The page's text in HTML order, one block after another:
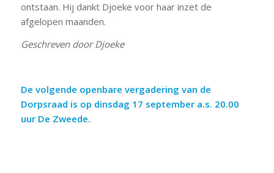
ontstaan. Hij dankt Djoeke voor haar inzet de
afgelopen maanden.
Geschreven door Djoeke
De volgende openbare vergadering van de
Dorpsraad is op dinsdag 17 september a.s. 20.00
uur De Zweede.